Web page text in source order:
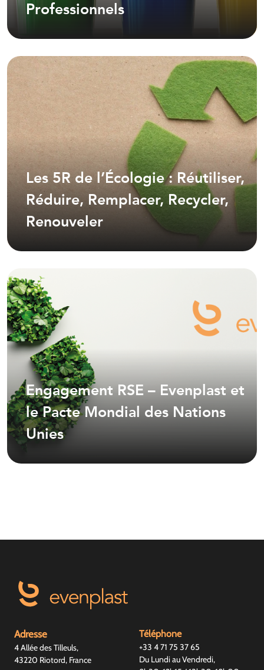
Professionnels
Les 5R de l’Écologie : Réutiliser,
Réduire, Remplacer, Recycler,
Renouveler
Engagement RSE – Evenplast et
le Pacte Mondial des Nations
Unies
Adresse
4 Allée des Tilleuls,
43220 Riotord, France
Téléphone
+33 4 71 75 37 65
Du Lundi au Vendredi,